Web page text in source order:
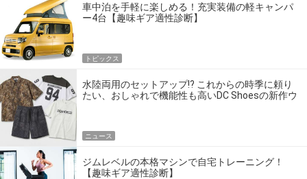
車中泊を手軽に楽しめる！充実装備の軽キャンパ
ー4台【趣味ギア適性診断】
トピックス
水陸両用のセットアップ!? これからの時季に頼り
たい、おしゃれで機能性も高いDC Shoesの新作ウ
ニュース
ジムレベルの本格マシンで自宅トレーニング！
【趣味ギア適性診断】